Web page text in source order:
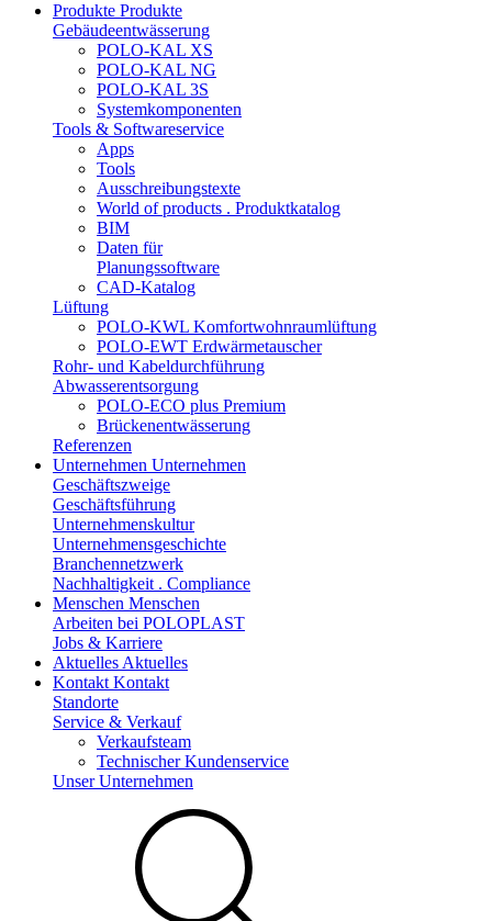
Produkte Produkte
Gebäudeentwässerung
POLO-KAL XS
POLO-KAL NG
POLO-KAL 3S
Systemkomponenten
Tools & Softwareservice
Apps
Tools
Ausschreibungstexte
World of products . Produktkatalog
BIM
Daten für
Planungssoftware
CAD-Katalog
Lüftung
POLO-KWL Komfortwohnraumlüftung
POLO-EWT Erdwärmetauscher
Rohr- und Kabeldurchführung
Abwasserentsorgung
POLO-ECO plus Premium
Brückenentwässerung
Referenzen
Unternehmen Unternehmen
Geschäftszweige
Geschäftsführung
Unternehmenskultur
Unternehmensgeschichte
Branchennetzwerk
Nachhaltigkeit . Compliance
Menschen Menschen
Arbeiten bei POLOPLAST
Jobs & Karriere
Aktuelles Aktuelles
Kontakt Kontakt
Standorte
Service & Verkauf
Verkaufsteam
Technischer Kundenservice
Unser Unternehmen